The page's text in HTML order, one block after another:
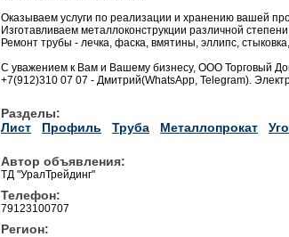
Оказываем услуги по реализации и хранению вашей
Изготавливаем металлоконструкции различной степени
Ремонт трубы - лечка, фаска, вмятины, эллипс,
С уважением к Вам и Вашему бизнесу, ООО Торговый
+7(912)310 07 07 - Дмитрий(WhatsApp, Telegram).
Разделы:
Лист
Профиль Труба Металлопрокат
Автор объявления:
ТД "УралТрейдинг"
Телефон:
79123100707
Регион: